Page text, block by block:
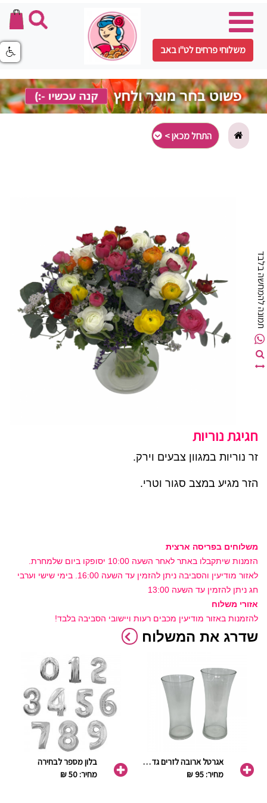
משלוחי פרחים לט"ו באב
התחל מכאן >
תמונה להמחשה בלבד
חגיגת נוריות
זר נוריות במגוון צבעים וירק.
הזר מגיע במצב סגור וטרי.
משלוחים בפריסה ארצית
הזמנות שיתקבלו באתר לאחר השעה 10:00 יסופקו ביום שלמחרת.
לאזור מודיעין והסביבה ניתן להזמין עד השעה 16:00. בימי שישי וערבי
חג ניתן להזמין עד השעה 13:00
אזורי משלוח
להזמנות באזור מודיעין מכבים רעות ויישובי הסביבה בלבד!
שדרג את המשלוח
אגרטל ארובה לזרים גדולים
מחיר: 95 ₪
בלון מספר לבחירה
מחיר: 50 ₪